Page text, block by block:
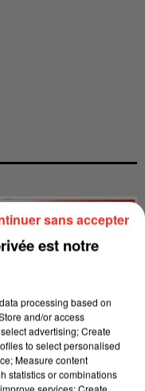
est notre
processing based on
and/or access
advertising; Create
to select personalised
Measure content
statistics or combinations
services; Create
sans accepter